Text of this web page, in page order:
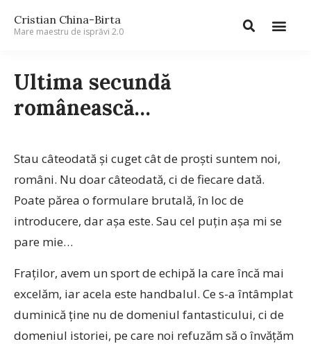
Cristian China-Birta
Mare maestru de isprăvi 2.0
Ultima secundă
românească…
Stau câteodată și cuget cât de proști suntem noi,
români. Nu doar câteodată, ci de fiecare dată.
Poate părea o formulare brutală, în loc de
introducere, dar așa este. Sau cel puțin așa mi se
pare mie…
Fraților, avem un sport de echipă la care încă mai
excelăm, iar acela este handbalul. Ce s-a întâmplat
duminică ține nu de domeniul fantasticului, ci de
domeniul istoriei, pe care noi refuzăm să o învățăm